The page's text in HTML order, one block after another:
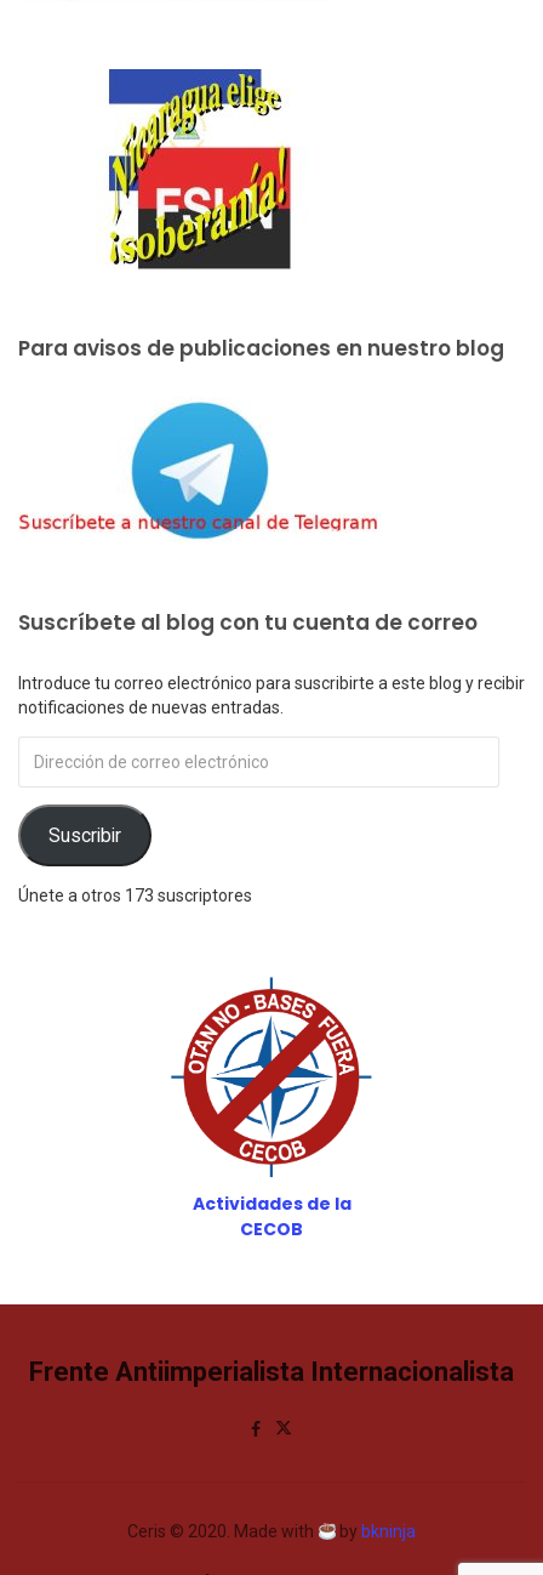
Para avisos de publicaciones en nuestro blog
Suscríbete al blog con tu cuenta de correo
Introduce tu correo electrónico para suscribirte a este blog y recibir
notificaciones de nuevas entradas.
de
electrónico
Suscribir
Únete a otros 173 suscriptores
Actividades de la
CECOB
Frente Antiimperialista Internacionalista
Ceris © 2020. Made with by bkninja